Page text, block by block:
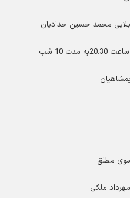
محمد حسین حدادیان
مطلق
ملکی